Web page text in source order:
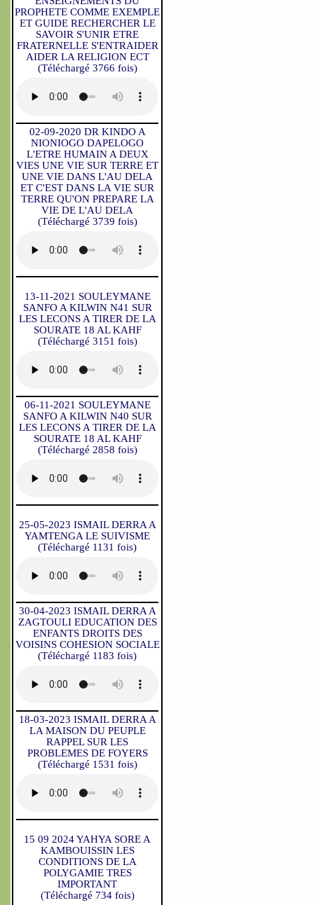
PROPHETE COMME EXEMPLE
ET GUIDE RECHERCHER LE
SAVOIR S'UNIR ETRE
FRATERNELLE S'ENTRAIDER
AIDER LA RELIGION ECT
(Téléchargé 3766 fois)
02-09-2020 DR KINDO A
NIONIOGO DAPELOGO
L'ETRE HUMAIN A DEUX
VIES UNE VIE SUR TERRE ET
UNE VIE DANS L'AU DELA
ET C'EST DANS LA VIE SUR
TERRE QU'ON PREPARE LA
VIE DE L'AU DELA
(Téléchargé 3739 fois)
13-11-2021 SOULEYMANE
SANFO A KILWIN N41 SUR
LES LECONS A TIRER DE LA
SOURATE 18 AL KAHF
(Téléchargé 3151 fois)
06-11-2021 SOULEYMANE
SANFO A KILWIN N40 SUR
LES LECONS A TIRER DE LA
SOURATE 18 AL KAHF
(Téléchargé 2858 fois)
25-05-2023 ISMAIL DERRA A
YAMTENGA LE SUIVISME
(Téléchargé 1131 fois)
30-04-2023 ISMAIL DERRA A
ZAGTOULI EDUCATION DES
ENFANTS DROITS DES
VOISINS COHESION SOCIALE
(Téléchargé 1183 fois)
18-03-2023 ISMAIL DERRA A
LA MAISON DU PEUPLE
RAPPEL SUR LES
PROBLEMES DE FOYERS
(Téléchargé 1531 fois)
15 09 2024 YAHYA SORE A
KAMBOUISSIN LES
CONDITIONS DE LA
POLYGAMIE TRES
IMPORTANT
(Téléchargé 734 fois)